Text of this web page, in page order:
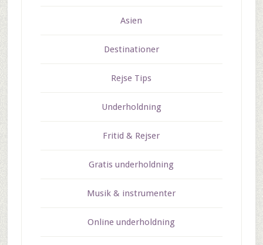
Asien
Destinationer
Rejse Tips
Underholdning
Fritid & Rejser
Gratis underholdning
Musik & instrumenter
Online underholdning